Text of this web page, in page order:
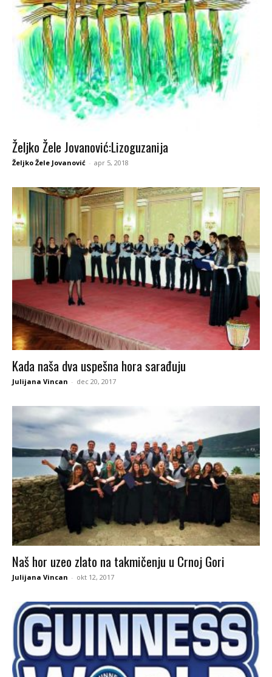
Željko Žele Jovanović:Lizoguzanija
Željko Žele Jovanović - apr 5, 2018
Kada naša dva uspešna hora sarađuju
Julijana Vincan - dec 20, 2017
Naš hor uzeo zlato na takmičenju u Crnoj Gori
Julijana Vincan - okt 12, 2017